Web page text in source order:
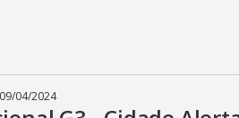
09/04/2024